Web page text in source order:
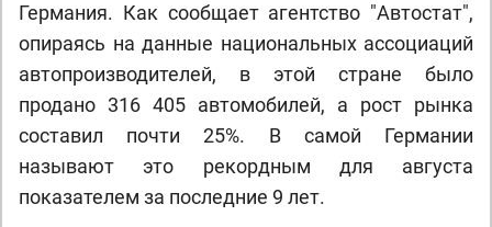
Германия. Как сообщает агентство "Автостат",
опираясь на данные национальных ассоциаций
автопроизводителей, в этой стране было
продано 316 405 автомобилей, а рост рынка
составил почти 25%. В самой Германии
называют это рекордным для августа
показателем за последние 9 лет.